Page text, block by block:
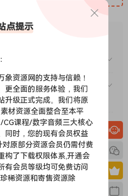
的音频工具包 Adob​​e Audition，
。
Sound 面板实现专业品质
。
目录制、混合和导出音频内容的基
松自动地重新排列任何歌曲以适应
括如何使用频谱显示、诊断面板、
audio workstation. Create,
否做为商业用途？
VIP）后能升级包年（或终
会员？
别人用吗？
？
点提示
象资源网的支持与信赖！
更全面的服务体验，我们
升级正式完成。我们将原
材资源全面整合至本平
CG课程/数字音频三大核心
同时，您的现有会员权益
原部分资源会员仍需付费
构了下载权限体系,开通会
有会员等级均可免费访问
稀资源和寄售资源除